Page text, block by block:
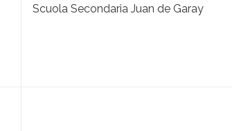
Scuola Secondaria Juan de Garay